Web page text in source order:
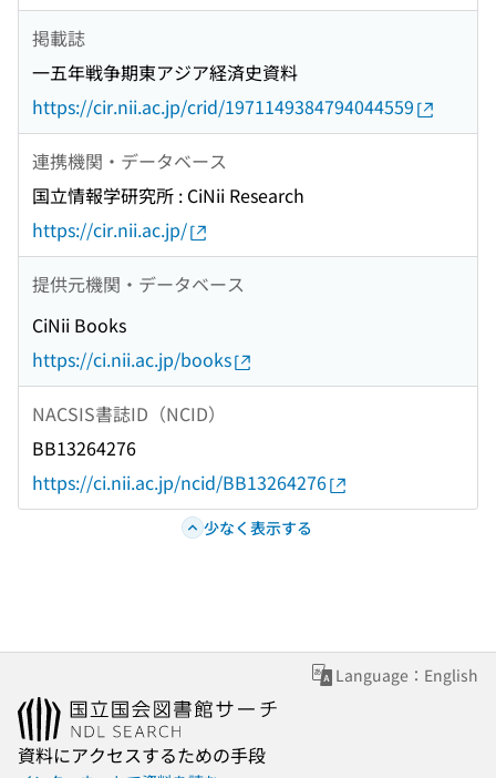
掲載誌
一五年戦争期東アジア経済史資料
https://cir.nii.ac.jp/crid/1971149384794044559
連携機関・データベース
国立情報学研究所 : CiNii Research
https://cir.nii.ac.jp/
提供元機関・データベース
CiNii Books
https://ci.nii.ac.jp/books
NACSIS書誌ID（NCID）
BB13264276
https://ci.nii.ac.jp/ncid/BB13264276
少なく表示する
Language：English
資料にアクセスするための手段